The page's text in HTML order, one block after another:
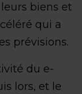
biens et
qui a
prévisions.
du e-
lors, et le